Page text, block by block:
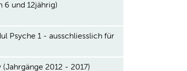
6 und 12jährig)
Psyche 1 - ausschliesslich für
(Jahrgänge 2012 - 2017)